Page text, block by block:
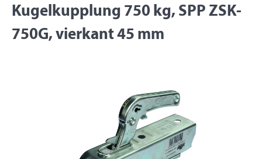
Kugelkupplung 750 kg, SPP ZSK-
750G, vierkant 45 mm